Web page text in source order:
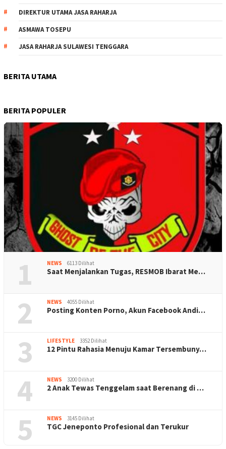
DIREKTUR UTAMA JASA RAHARJA
ASMAWA TOSEPU
JASA RAHARJA SULAWESI TENGGARA
BERITA UTAMA
BERITA POPULER
1 NEWS 6113 Dilihat
Saat Menjalankan Tugas, RESMOB Ibarat Me…
2 NEWS 4055 Dilihat
Posting Konten Porno, Akun Facebook Andi…
3 LIFESTYLE 3352 Dilihat
12 Pintu Rahasia Menuju Kamar Tersembuny…
4 NEWS 3200 Dilihat
2 Anak Tewas Tenggelam saat Berenang di …
5 NEWS 3145 Dilihat
TGC Jeneponto Profesional dan Terukur